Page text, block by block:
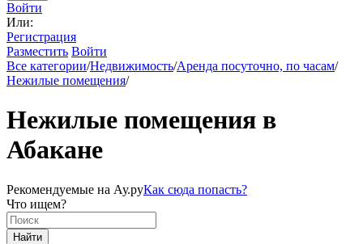
Войти
Или:
Регистрация
Разместить Войти
Все категории/Недвижимость/Аренда посуточно, по часам/
Нежилые помещения/
Нежилые помещения в
Абакане
Рекомендуемые на Ау.руКак сюда попасть?
Что ищем?
Найти